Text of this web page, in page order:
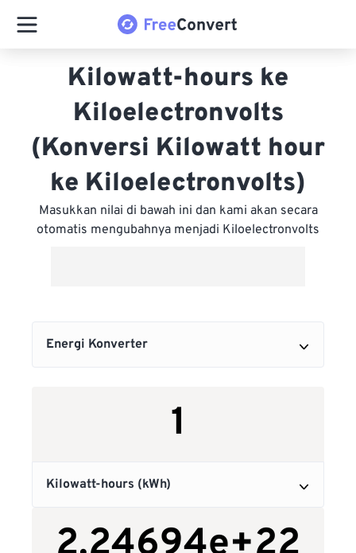
Kilowatt-hours ke
Kiloelectronvolts
(Konversi Kilowatt hour
ke Kiloelectronvolts)
Masukkan nilai di bawah ini dan kami akan secara
otomatis mengubahnya menjadi Kiloelectronvolts